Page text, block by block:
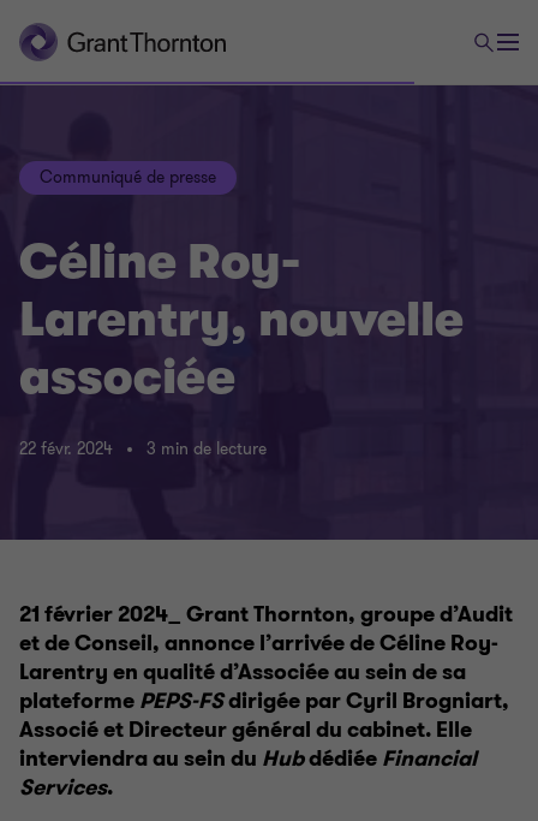
Communiqué de presse
Céline Roy-
Larentry, nouvelle
associée
22 févr. 2024 3 min de lecture
21 février 2024_ Grant Thornton, groupe d’Audit
et de Conseil, annonce l’arrivée de Céline Roy-
Larentry en qualité d’Associée au sein de sa
plateforme PEPS-FSdirigée par Cyril Brogniart,
Associé et Directeur général du cabinet. Elle
interviendra au sein du Hubdédiée Financial
Services.